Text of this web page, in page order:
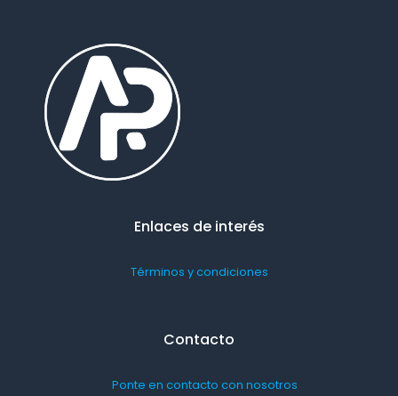
Enlaces de interés
Términos y condiciones
Contacto
Ponte en contacto con nosotros